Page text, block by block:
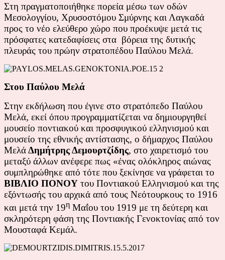
Στη πραγματοποιήθηκε πορεία μέσω των οδών
Μεσολογγίου, Χρυσοστόμου Σμύρνης και Λαγκαδά
προς το νέο ελεύθερο χώρο που προέκυψε μετά τις
πρόσφατες κατεδαφίσεις στα βόρεια της δυτικής
πλευράς του πρώην στρατοπέδου Παύλου Μελά.
Στου Παύλου Μελά
Στην εκδήλωση που έγινε στο στρατόπεδο Παύλου
Μελά, εκεί όπου προγραμματίζεται να δημιουργηθεί
μουσείο ποντιακού και προσφυγικού ελληνισμού και
μουσείο της εθνικής αντίστασης, ο δήμαρχος Παύλου
ΜελάΔημήτρης Δεμουρτζίδης, στο χαιρετισμό του
μεταξύ άλλων ανέφερε πως «ένας ολόκληρος αιώνας
συμπληρώθηκε από τότε που ξεκίνησε να γράφεται το
ΒΙΒΛΙΟ ΠΟΝΟΥ του Ποντιακού Ελληνισμού και της
εξόντωσής του αρχικά από τους Νεότουρκους το 1916
και μετά την 19η Μαΐου του 1919 με τη δεύτερη και
σκληρότερη φάση της Ποντιακής Γενοκτονίας από τον
Μουσταφά Κεμάλ.